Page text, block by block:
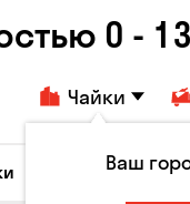
0 -
Чайки
КоктейлиВаш